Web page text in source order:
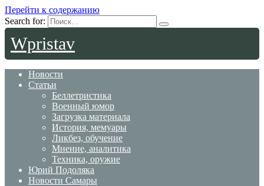
Перейти к содержанию
Search for:
Wpristav
Новости
Статьи
Беллетристика
Военный юмор
Загрузка материала
История, мемуары
Ликбез, обучение
Мнение, аналитика
Техника, оружие
Юрий Подоляка
Новости Самары